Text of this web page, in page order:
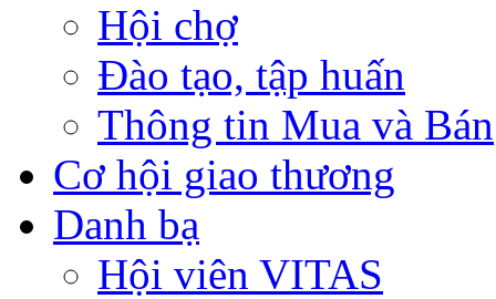
Hội chợ
Đào tạo, tập huấn
Thông tin Mua và Bán
Cơ hội giao thương
Danh bạ
Hội viên VITAS